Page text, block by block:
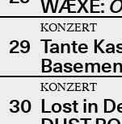
WÆXE:
29
KONZERT
Tante
30
KONZERT
Lost in